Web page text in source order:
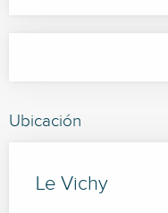
Ubicación
Le Vichy